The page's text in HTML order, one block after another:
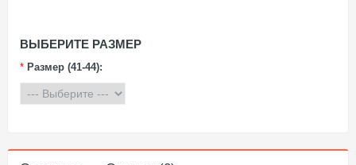
ВЫБЕРИТЕ РАЗМЕР
* Размер (41-44):